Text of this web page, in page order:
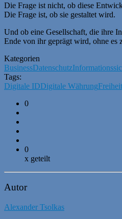
Die Frage ist nicht, ob diese
Die Frage ist, ob sie gestaltet wird.
Und ob eine Gesellschaft, die ihre
Ende von ihr geprägt wird, ohne es
Kategorien
BusinessDatenschutz
Tags:
Digitale IDDigitale Währung
0
0
x geteilt
Autor
Alexander Tsolkas